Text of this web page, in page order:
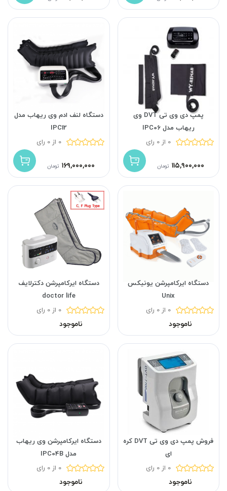
پمپ دی وی تی DVT وی
ریهاب مدل IPC06
0 از 0 رای
۱۱۵,۹۰۰,۰۰۰ تومان
دستگاه لنف ادم وی ریهاب مدل
IPC12
0 از 0 رای
۱۶۹,۰۰۰,۰۰۰ تومان
دستگاه ایرکامپرشن یونیکس
Unix
0 از 0 رای
ناموجود
دستگاه ایرکامپرشن دکترلایف
doctor life
0 از 0 رای
ناموجود
فروش پمپ دی وی تی DVT کره
ای
0 از 0 رای
ناموجود
دستگاه ایرکامپرشن وی ریهاب
مدل IPC04B
0 از 0 رای
ناموجود